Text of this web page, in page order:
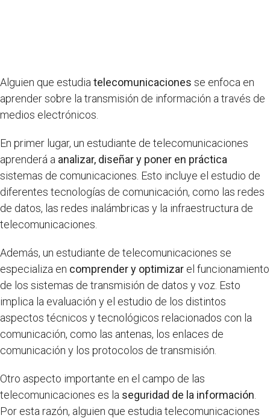
Alguien que estudia telecomunicaciones se enfoca en
aprender sobre la transmisión de información a través de
medios electrónicos.
En primer lugar, un estudiante de telecomunicaciones
aprenderá a analizar, diseñar y poner en práctica
sistemas de comunicaciones. Esto incluye el estudio de
diferentes tecnologías de comunicación, como las redes
de datos, las redes inalámbricas y la infraestructura de
telecomunicaciones.
Además, un estudiante de telecomunicaciones se
especializa en comprender y optimizar el funcionamiento
de los sistemas de transmisión de datos y voz. Esto
implica la evaluación y el estudio de los distintos
aspectos técnicos y tecnológicos relacionados con la
comunicación, como las antenas, los enlaces de
comunicación y los protocolos de transmisión.
Otro aspecto importante en el campo de las
telecomunicaciones es la seguridad de la información
Por esta razón, alguien que estudia telecomunicaciones